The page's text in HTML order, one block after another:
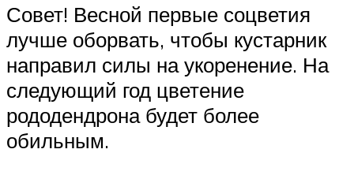
Совет! Весной первые соцветия
лучше оборвать, чтобы кустарник
направил силы на укоренение. На
следующий год цветение
рододендрона будет более
обильным.